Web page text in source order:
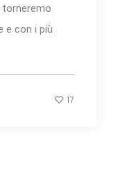
torneremo
e con i più
17